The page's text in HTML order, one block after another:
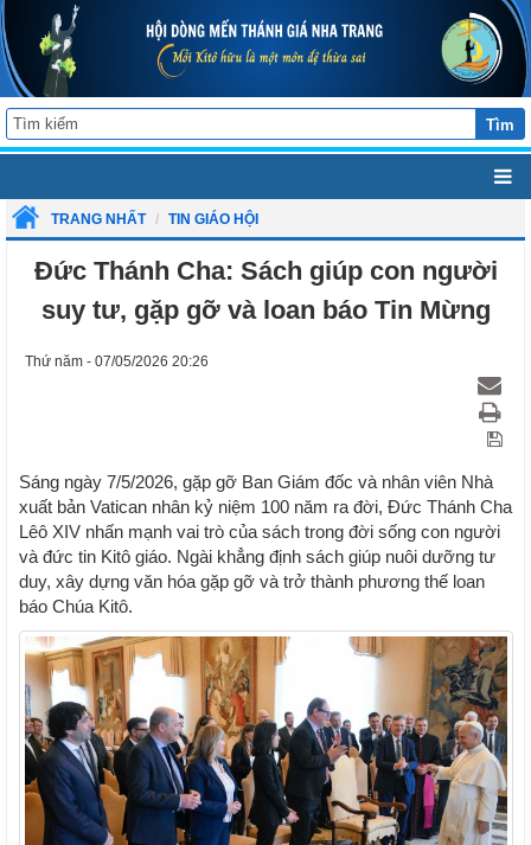
Tìm
TRANG NHẤT TIN GIÁO HỘI
Đức Thánh Cha: Sách giúp con người
suy tư, gặp gỡ và loan báo Tin Mừng
Thứ năm - 07/05/2026 20:26
Sáng ngày 7/5/2026, gặp gỡ Ban Giám đốc và nhân viên Nhà
xuất bản Vatican nhân kỷ niệm 100 năm ra đời, Đức Thánh Cha
Lêô XIV nhấn mạnh vai trò của sách trong đời sống con người
và đức tin Kitô giáo. Ngài khẳng định sách giúp nuôi dưỡng tư
duy, xây dựng văn hóa gặp gỡ và trở thành phương thế loan
báo Chúa Kitô.